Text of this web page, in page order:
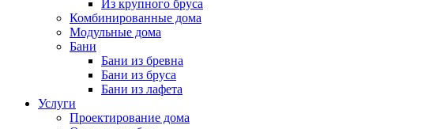
Из крупного бруса
Комбинированные дома
Модульные дома
Бани
Бани из бревна
Бани из бруса
Бани из лафета
Услуги
Проектирование дома